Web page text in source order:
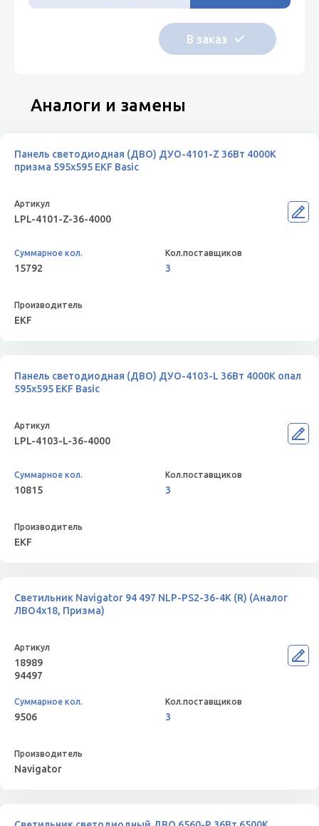
Аналоги и замены
Панель светодиодная (ДВО) ДУО-4101-Z 36Вт 4000К
призма 595х595 EKF Basic
LPL-4101-Z-36-4000
15792 3
EKF
Панель светодиодная (ДВО) ДУО-4103-L 36Вт 4000К опал
595х595 EKF Basic
LPL-4103-L-36-4000
10815 3
EKF
Светильник Navigator 94 497 NLP-PS2-36-4K (R) (Аналог
ЛВО4х18, Призма)
18989
94497
9506 3
Navigator